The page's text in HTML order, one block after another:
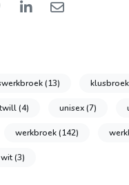
(13)
twill(4) unisex(7)
werkbroek(142)
wit(3)